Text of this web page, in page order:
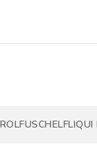
FUSCHELFLIQUI